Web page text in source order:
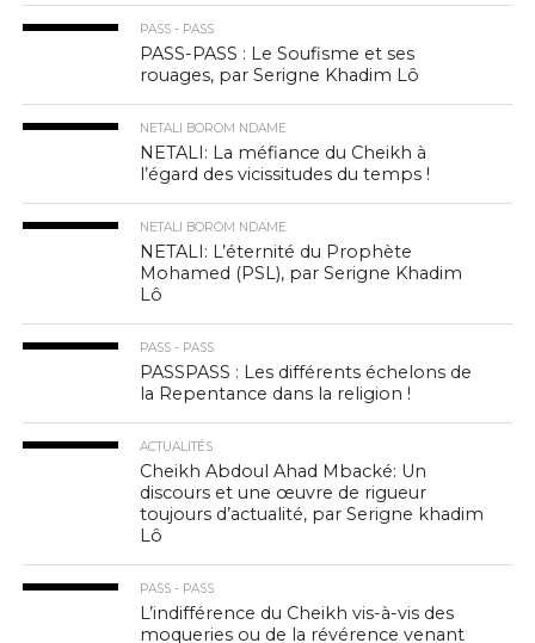
PASS - PASS
PASS-PASS : Le Soufisme et ses
rouages, par Serigne Khadim Lô
NETALI BOROM NDAME
NETALI: La méfiance du Cheikh à
l’égard des vicissitudes du temps !
NETALI BOROM NDAME
NETALI: L’éternité du Prophète
Mohamed (PSL), par Serigne Khadim
Lô
PASS - PASS
PASSPASS : Les différents échelons de
la Repentance dans la religion !
ACTUALITÉS
Cheikh Abdoul Ahad Mbacké: Un
discours et une œuvre de rigueur
toujours d’actualité, par Serigne khadim
Lô
PASS - PASS
L’indifférence du Cheikh vis-à-vis des
moqueries ou de la révérence venant